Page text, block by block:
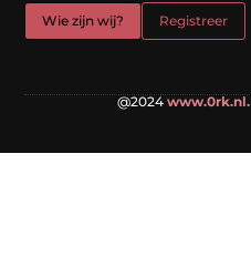
Wie zijn wij? Registreer
@2024 www.0rk.nl.